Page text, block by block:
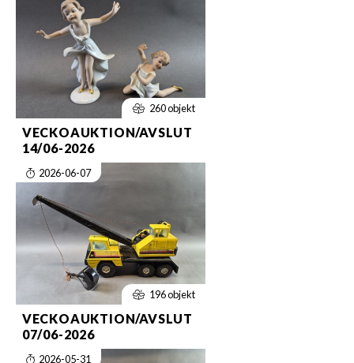
260 objekt
VECKOAUKTION/AVSLUT
14/06-2026
2026-06-07
196 objekt
VECKOAUKTION/AVSLUT
07/06-2026
2026-05-31